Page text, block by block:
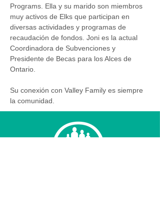
Programs. Ella y su marido son miembros
muy activos de Elks que participan en
diversas actividades y programas de
recaudación de fondos. Joni es la actual
Coordinadora de Subvenciones y
Presidente de Becas para los Alces de
Ontario.
Su conexión con Valley Family es siempre
la comunidad.